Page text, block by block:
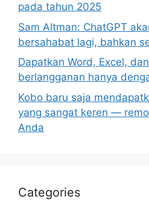
pada tahun 2025
Sam Altman: ChatGPT
bersahabat lagi, bahkan
Dapatkan Word, Excel,
berlangganan hanya
Kobo baru saja
yang sangat keren —
Anda
Categories